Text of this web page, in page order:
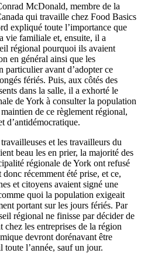
McDonald, membre de la
qui travaille chez Food Basics
expliqué toute l’importance que
vie familiale et, ensuite, il a
régional pourquoi ils avaient
en général ainsi que les
particulier avant d’adopter ce
fériés. Puis, aux côtés des
dans la salle, il a exhorté le
de York à consulter la population
de ce règlement régional,
d’antidémocratique.
et les travailleurs du
beau les en prier, la majorité des
régionale de York ont refusé
récemment été prise, et ce,
et citoyens avaient signé une
quoi la population exigeait
portant sur les jours fériés. Par
régional ne finisse par décider de
chez les entreprises de la région
devront dorénavant être
toute l’année, sauf un jour.